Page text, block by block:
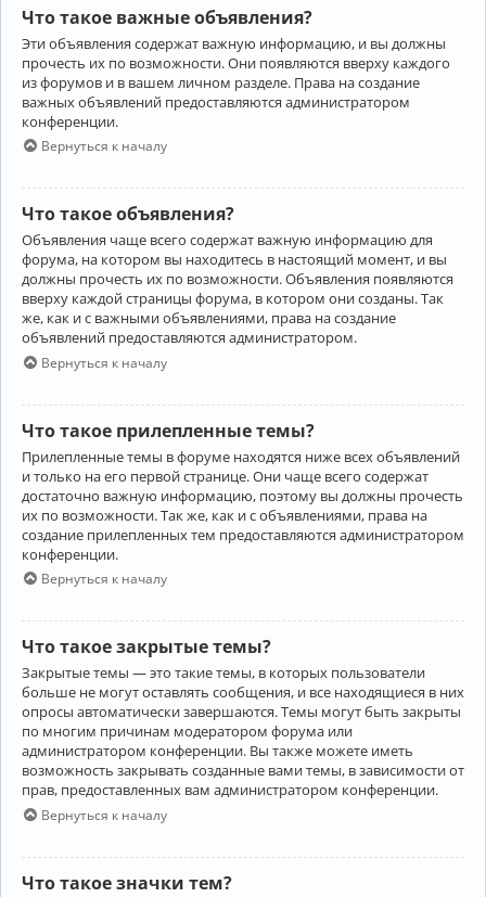
Что такое важные объявления?
Эти объявления содержат важную информацию, и вы должны
прочесть их по возможности. Они появляются вверху каждого
из форумов и в вашем личном разделе. Права на создание
важных объявлений предоставляются администратором
конференции.
Вернуться к началу
Что такое объявления?
Объявления чаще всего содержат важную информацию для
форума, на котором вы находитесь в настоящий момент, и вы
должны прочесть их по возможности. Объявления появляются
вверху каждой страницы форума, в котором они созданы. Так
же, как и с важными объявлениями, права на создание
объявлений предоставляются администратором.
Вернуться к началу
Что такое прилепленные темы?
Прилепленные темы в форуме находятся ниже всех объявлений
и только на его первой странице. Они чаще всего содержат
достаточно важную информацию, поэтому вы должны прочесть
их по возможности. Так же, как и с объявлениями, права на
создание прилепленных тем предоставляются администратором
конференции.
Вернуться к началу
Что такое закрытые темы?
Закрытые темы — это такие темы, в которых пользователи
больше не могут оставлять сообщения, и все находящиеся в них
опросы автоматически завершаются. Темы могут быть закрыты
по многим причинам модератором форума или
администратором конференции. Вы также можете иметь
возможность закрывать созданные вами темы, в зависимости от
прав, предоставленных вам администратором конференции.
Вернуться к началу
Что такое значки тем?